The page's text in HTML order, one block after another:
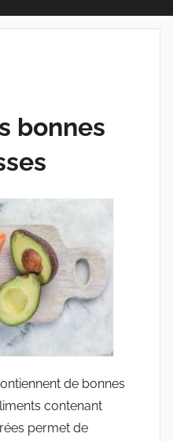
bonnes
de bonnes
contenant
permet de